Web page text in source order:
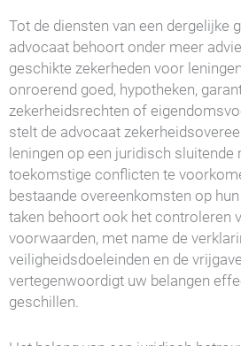
Tot de diensten van een dergelijke
advocaat behoort onder meer
geschikte zekerheden voor
onroerend goed, hypotheken,
zekerheidsrechten of
stelt de advocaat
leningen op een juridisch sluitende
toekomstige conflicten te
bestaande overeenkomsten op
taken behoort ook het controleren
voorwaarden, met name de
veiligheidsdoeleinden en de
vertegenwoordigt uw belangen
geschillen.